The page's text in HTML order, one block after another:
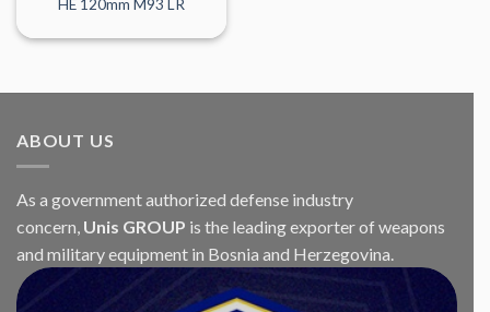
HE 120mm M93 LR
ABOUT US
As a government authorized defense industry
concern, Unis GROUP is the leading exporter of weapons
and military equipment in Bosnia and Herzegovina.